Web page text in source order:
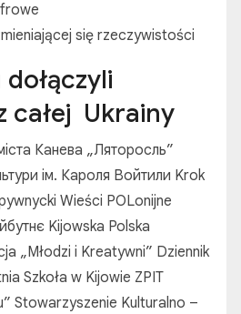
się rzeczywistości
całej Ukrainy
Канева „Ляторосль”
ім. Кароля Войтили Krok
Wieści POLonijne
Kijowska Polska
„Młodzi i Kreatywni” Dziennik
Szkoła w Kijowie ZPIT
Stowarzyszenie Kulturalno –